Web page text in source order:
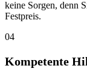
keine Sorgen, denn
Festpreis.
04
Kompetente